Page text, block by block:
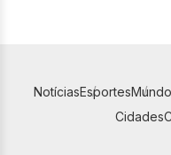
NotíciasEsportes
Cidades